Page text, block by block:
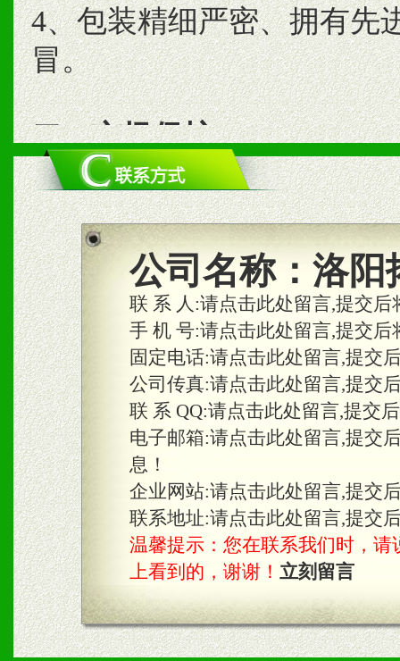
4、包装精细严密、拥有先
冒。
二、市场保护
1、统一市场价格；建立全
商利润。
2、区域独家经营；建立区
合作关系。
三、物料及媒体
1、免费提供体验及宣传彩
2、不定期在各大知名网站
知名度和影响力。
3、根据地方实际情况提供
具。
四、市场操作及支持
公司名称： 洛阳
联 系 人:请点击此处留言,提交
手 机 号:请点击此处留言,提交
固定电话:请点击此处留言,提交
公司传真:请点击此处留言,提交
联 系 QQ:请点击此处留言,提交
电子邮箱:请点击此处留言,提交
息！
企业网站:请点击此处留言,提交
联系地址:请点击此处留言,提交
温馨提示：您在联系我们时，请
上看到的，谢谢！ 立刻留言